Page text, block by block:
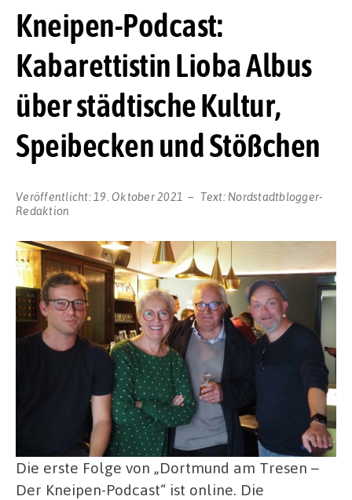
Kneipen-Podcast:
Kabarettistin Lioba Albus
über städtische Kultur,
Speibecken und Stößchen
Veröffentlicht: 19. Oktober 2021 Text: Nordstadtblogger-
Redaktion
Die erste Folge von „Dortmund am Tresen –
Der Kneipen-Podcast“ ist online. Die